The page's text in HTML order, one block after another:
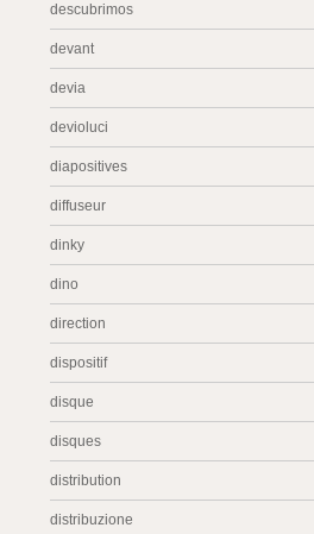
descubrimos
devant
devia
devioluci
diapositives
diffuseur
dinky
dino
direction
dispositif
disque
disques
distribution
distribuzione